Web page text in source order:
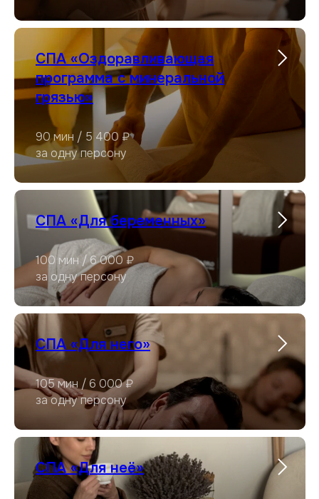
СПА «Оздоравливающая
программа с минеральной
грязью»
90 мин / 5 400 ₽
за одну персону
СПА «Для беременных»
100 мин / 6 000 ₽
за одну персону
СПА «Для него»
105 мин / 6 000 ₽
за одну персону
СПА «Для неё»